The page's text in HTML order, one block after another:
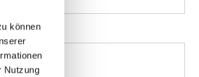
können
Nutzung